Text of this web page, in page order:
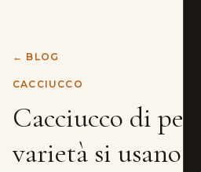
← BLOG
CACCIUCCO
Cacciucco di
varietà si usano